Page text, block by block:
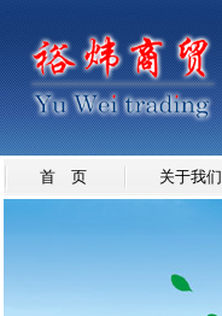
首 页 关于我们